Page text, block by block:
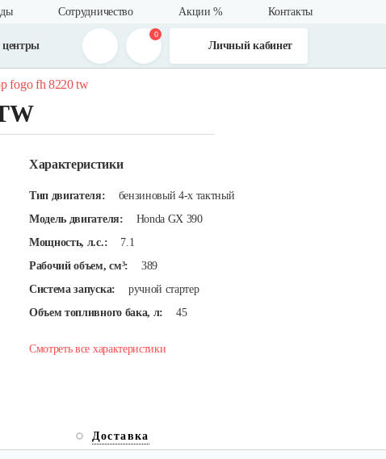
Сотрудничество Акции % Контакты
центры
0
Личный кабинет
fogo fh 8220 tw
Характеристики
Тип двигателя:
бензиновый 4-х тактный
Модель двигателя:
Honda GX 390
Мощность, л.с.:
7.1
Рабочий объем, см³:
389
Система запуска:
ручной стартер
Объем топливного бака, л:
45
Смотреть все характеристики
Доставка